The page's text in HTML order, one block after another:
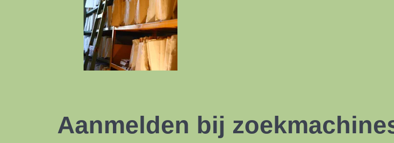
Aanmelden bij